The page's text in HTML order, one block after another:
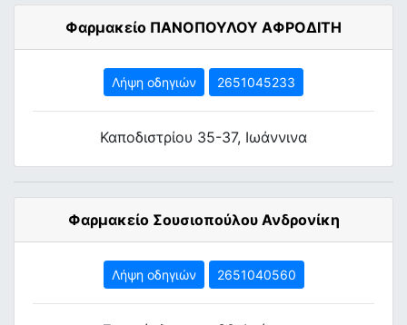
Φαρμακείο ΠΑΝΟΠΟΥΛΟΥ ΑΦΡΟΔΙΤΗ
Λήψη οδηγιών 2651045233
Καποδιστρίου 35-37, Ιωάννινα
Φαρμακείο Σουσιοπούλου Ανδρονίκη
Λήψη οδηγιών 2651040560